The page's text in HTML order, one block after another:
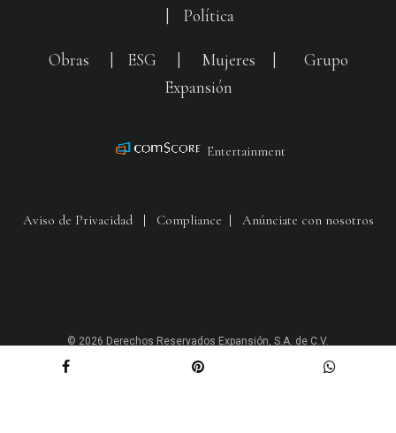
Política
Obras ESG Mujeres
Grupo
Expansión
Entertainment
Aviso de Privacidad| Compliance | Anúnciate con nosotros
© 2026 Derechos Reservados Expansión, S.A. de C.V.